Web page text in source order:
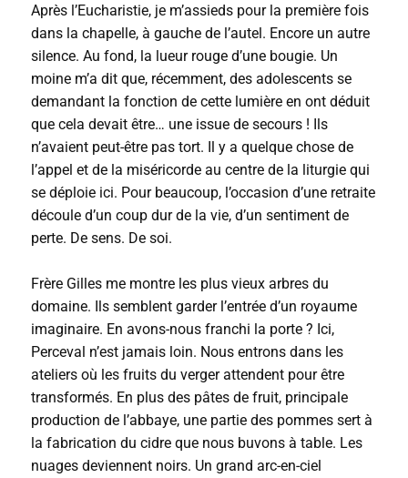
Après l’Eucharistie, je m’assieds pour la première fois
dans la chapelle, à gauche de l’autel. Encore un autre
silence. Au fond, la lueur rouge d’une bougie. Un
moine m’a dit que, récemment, des adolescents se
demandant la fonction de cette lumière en ont déduit
que cela devait être… une issue de secours ! Ils
n’avaient peut-être pas tort. Il y a quelque chose de
l’appel et de la miséricorde au centre de la liturgie qui
se déploie ici. Pour beaucoup, l’occasion d’une retraite
découle d’un coup dur de la vie, d’un sentiment de
perte. De sens. De soi.
Frère Gilles me montre les plus vieux arbres du
domaine. Ils semblent garder l’entrée d’un royaume
imaginaire. En avons-nous franchi la porte ? Ici,
Perceval n’est jamais loin. Nous entrons dans les
ateliers où les fruits du verger attendent pour être
transformés. En plus des pâtes de fruit, principale
production de l’abbaye, une partie des pommes sert à
la fabrication du cidre que nous buvons à table. Les
nuages deviennent noirs. Un grand arc-en-ciel